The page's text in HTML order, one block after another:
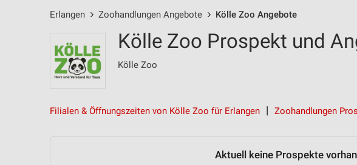
Erlangen Zoohandlungen Angebote Kölle Zoo Angebote
Kölle Zoo Prospekt und
Kölle Zoo
Filialen & Öffnungszeiten von Kölle Zoo für Erlangen Zoohandlungen
Aktuell keine Prospekte